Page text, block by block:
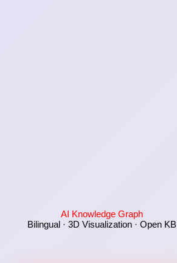
AI Knowledge Graph
Bilingual · 3D Visualization · Open KB